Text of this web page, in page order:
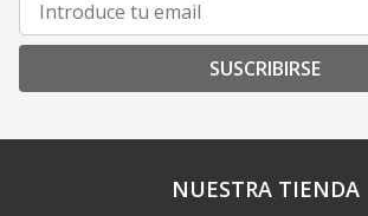
SUSCRIBIRSE
NUESTRA TIENDA